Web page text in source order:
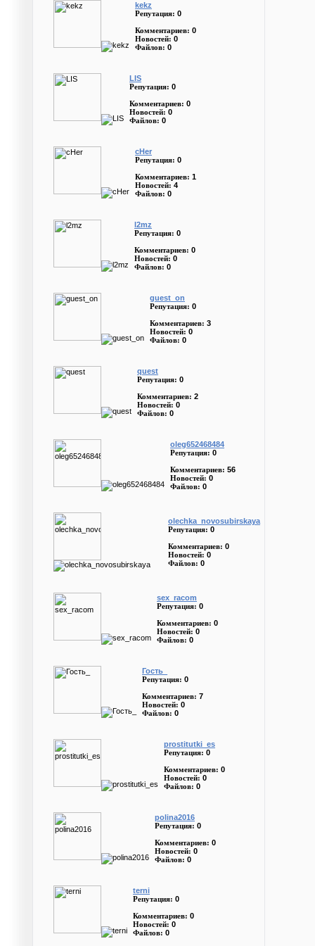
kekz
Репутация: 0
Комментариев: 0
Новостей: 0
Файлов: 0
LIS
Репутация: 0
Комментариев: 0
Новостей: 0
Файлов: 0
cHer
Репутация: 0
Комментариев: 1
Новостей: 4
Файлов: 0
l2mz
Репутация: 0
Комментариев: 0
Новостей: 0
Файлов: 0
guest_on
Репутация: 0
Комментариев: 3
Новостей: 0
Файлов: 0
quest
Репутация: 0
Комментариев: 2
Новостей: 0
Файлов: 0
oleg652468484
Репутация: 0
Комментариев: 56
Новостей: 0
Файлов: 0
olechka_novosubirskaya
Репутация: 0
Комментариев: 0
Новостей: 0
Файлов: 0
sex_racom
Репутация: 0
Комментариев: 0
Новостей: 0
Файлов: 0
Гость_
Репутация: 0
Комментариев: 7
Новостей: 0
Файлов: 0
prostitutki_es
Репутация: 0
Комментариев: 0
Новостей: 0
Файлов: 0
polina2016
Репутация: 0
Комментариев: 0
Новостей: 0
Файлов: 0
terni
Репутация: 0
Комментариев: 0
Новостей: 0
Файлов: 0